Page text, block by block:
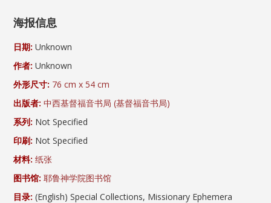
海报信息
日期: Unknown
作者: Unknown
外形尺寸: 76 cm x 54 cm
出版者: 中西基督福音书局 (基督福音书局)
系列: Not Specified
印刷: Not Specified
材料: 纸张
图书馆: 耶鲁神学院图书馆
目录: (English) Special Collections, Missionary Ephemera